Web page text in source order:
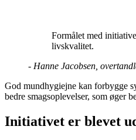
Formålet med
livskvalitet.
- Hanne Jacobsen,
God mundhygiejne kan forbygge
bedre smagsoplevelser, som øger
Initiativet er blevet